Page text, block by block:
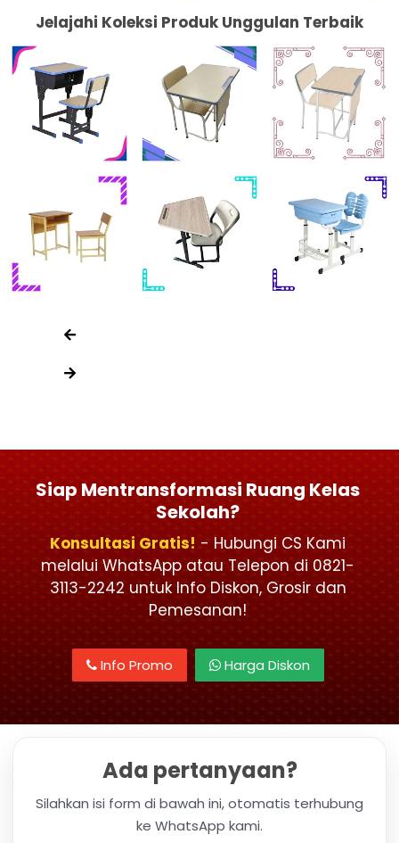
Jelajahi Koleksi Produk Unggulan Terbaik
Siap Mentransformasi Ruang Kelas
Sekolah?
Konsultasi Gratis! - Hubungi CS Kami
melalui WhatsApp atau Telepon di 0821-
3113-2242 untuk Info Diskon, Grosir dan
Pemesanan!
Info Promo Harga Diskon
Ada pertanyaan?
Silahkan isi form di bawah ini, otomatis terhubung
ke WhatsApp kami.